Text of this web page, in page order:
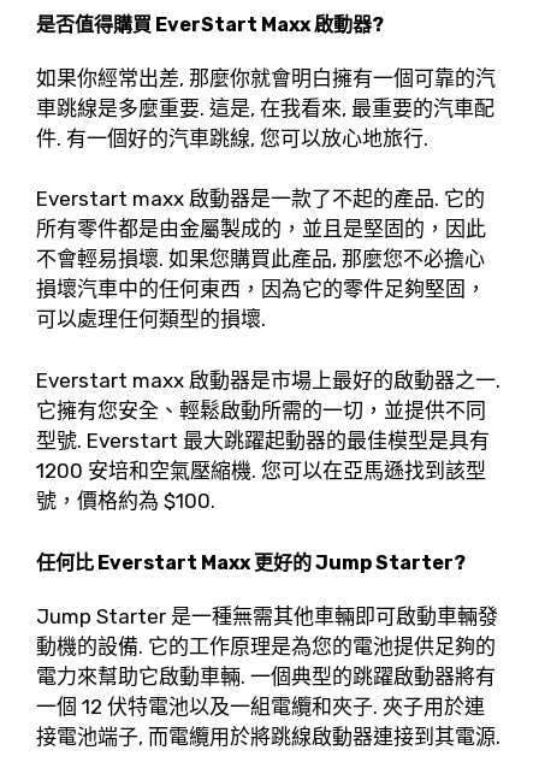
是否值得購買 EverStart Maxx 啟動器?
如果你經常出差, 那麼你就會明白擁有一個可靠的汽
車跳線是多麼重要. 這是, 在我看來, 最重要的汽車配
件. 有一個好的汽車跳線, 您可以放心地旅行.
Everstart maxx 啟動器是一款了不起的產品. 它的
所有零件都是由金屬製成的，並且是堅固的，因此
不會輕易損壞. 如果您購買此產品, 那麼您不必擔心
損壞汽車中的任何東西，因為它的零件足夠堅固，
可以處理任何類型的損壞.
Everstart maxx 啟動器是市場上最好的啟動器之一.
它擁有您安全、輕鬆啟動所需的一切，並提供不同
型號. Everstart 最大跳躍起動器的最佳模型是具有
1200 安培和空氣壓縮機. 您可以在亞馬遜找到該型
號，價格約為 $100.
任何比 Everstart Maxx 更好的 Jump Starter?
Jump Starter 是一種無需其他車輛即可啟動車輛發
動機的設備. 它的工作原理是為您的電池提供足夠的
電力來幫助它啟動車輛. 一個典型的跳躍啟動器將有
一個 12 伏特電池以及一組電纜和夾子. 夾子用於連
接電池端子, 而電纜用於將跳線啟動器連接到其電源.